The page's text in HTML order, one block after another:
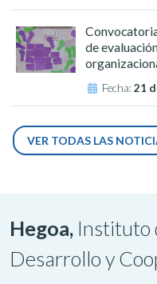
de
Fecha:21
VER TODAS LAS
Hegoa, Instituto
Desarrollo y